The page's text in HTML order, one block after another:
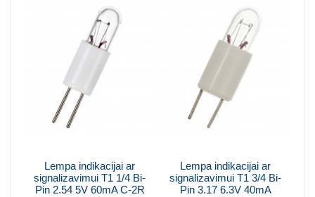
Lempa indikacijai ar
signalizavimui T1 1/4 Bi-
Pin 2.54 5V 60mA C-2R
Lempa indikacijai ar
signalizavimui T1 3/4 Bi-
Pin 3.17 6.3V 40mA